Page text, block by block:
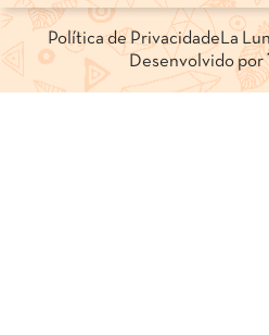
Política de Privacidade La
Desenvolvido por